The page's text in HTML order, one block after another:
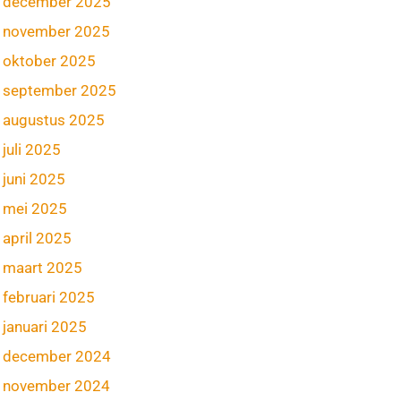
november 2025
oktober 2025
september 2025
augustus 2025
juli 2025
juni 2025
mei 2025
april 2025
maart 2025
februari 2025
januari 2025
december 2024
november 2024